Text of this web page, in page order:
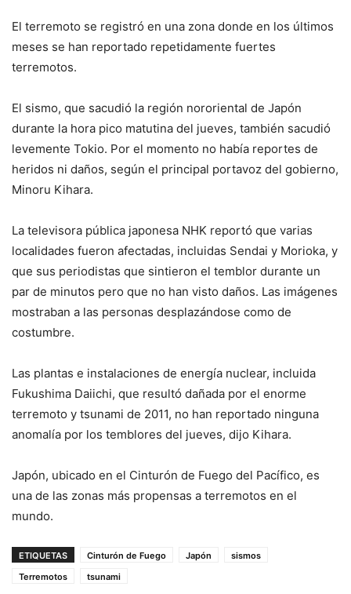
El terremoto se registró en una zona donde en los últimos
meses se han reportado repetidamente fuertes
terremotos.
El sismo, que sacudió la región nororiental de Japón
durante la hora pico matutina del jueves, también sacudió
levemente Tokio. Por el momento no había reportes de
heridos ni daños, según el principal portavoz del gobierno,
Minoru Kihara.
La televisora pública japonesa NHK reportó que varias
localidades fueron afectadas, incluidas Sendai y Morioka, y
que sus periodistas que sintieron el temblor durante un
par de minutos pero que no han visto daños. Las imágenes
mostraban a las personas desplazándose como de
costumbre.
Las plantas e instalaciones de energía nuclear, incluida
Fukushima Daiichi, que resultó dañada por el enorme
terremoto y tsunami de 2011, no han reportado ninguna
anomalía por los temblores del jueves, dijo Kihara.
Japón, ubicado en el Cinturón de Fuego del Pacífico, es
una de las zonas más propensas a terremotos en el
mundo.
ETIQUETAS Cinturón de Fuego Japón
sismos
Terremotos
tsunami